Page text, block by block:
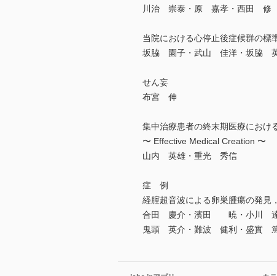
川治 崇泰・原 嘉孝・西田 修
当院における心停止後症候群の標
坂脇 園子・武山 佳洋・坂脇
せん妄
布宮 伸
集中治療患者の終末期医療におけ
〜 Effective Medical Creation 〜
山内 英雄・重光 秀信
症 例
経腟超音波による卵巣腫瘍の発見
合田 慶介・濱田 暁・小川
鬼頭 英介・難波 健利・盛實